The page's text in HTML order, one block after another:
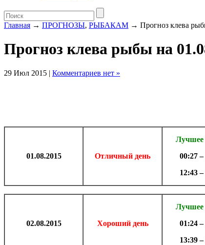
Главная → ПРОГНОЗЫ, РЫБАКАМ → Прогноз клева
Прогноз клева рыбы на
29 Июл 2015 | Комментариев нет »
01.08.2015 Отличный день
Лучшее
00:27
12:43
02.08.2015 Хороший день
Лучшее
01:24
13:39